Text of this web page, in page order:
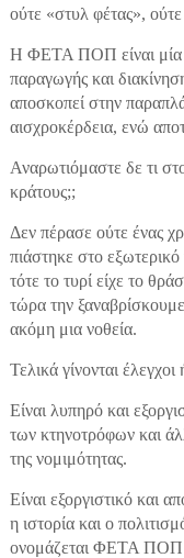
ούτε «στυλ φέτας»,
Η ΦΕΤΑ ΠΟΠ είναι μία
παραγωγής και
αποσκοπεί στην
αισχροκέρδεια, ενώ
Αναρωτιόμαστε δε τι
κράτους;;
Δεν πέρασε ούτε ένας
πιάστηκε στο
τότε το τυρί είχε το
τώρα την
ακόμη μια νοθεία.
Τελικά γίνονται έλεγχοι
Είναι λυπηρό και
των κτηνοτρόφων και
της νομιμότητας.
Είναι εξοργιστικό και
η ιστορία και ο
ονομάζεται ΦΕΤΑ ΠΟΠ